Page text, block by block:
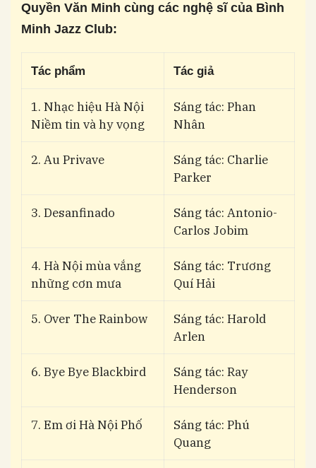
Quyền Văn Minh cùng các nghệ sĩ của Bình
Minh Jazz Club:
Tác phẩm Tác giả
1. Nhạc hiệu Hà Nội
Niềm tin và hy vọng
Sáng tác: Phan
Nhân
2. Au Privave
Sáng tác: Charlie
Parker
3. Desanfinado
Sáng tác: Antonio-
Carlos Jobim
4. Hà Nội mùa vắng
những cơn mưa
Sáng tác: Trương
Quí Hải
5. Over The Rainbow
Sáng tác: Harold
Arlen
6. Bye Bye Blackbird
Sáng tác: Ray
Henderson
7. Em ơi Hà Nội Phố
Sáng tác: Phú
Quang